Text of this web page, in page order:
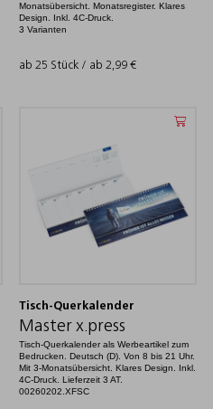
Monatsübersicht. Monatsregister. Klares
Design. Inkl. 4C-Druck.
3 Varianten
ab 25 Stück / ab 2,99 €
Tisch-Querkalender
Master x.press
Tisch-Querkalender als Werbeartikel zum
Bedrucken. Deutsch (D). Von 8 bis 21 Uhr.
Mit 3-Monatsübersicht. Klares Design. Inkl.
4C-Druck. Lieferzeit 3 AT.
00260202.XFSC